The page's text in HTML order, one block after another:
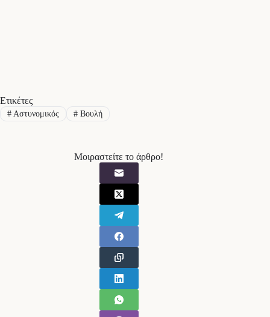
Ετικέτες
#Αστυνομικός #Βουλή
Μοιραστείτε το άρθρο!